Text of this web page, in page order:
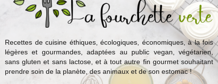
Recettes de cuisine éthiques, écologiques, économiques, à la fois
légères et gourmandes, adaptées au public vegan, végétarien,
sans gluten et sans lactose, et à tout autre fin gourmet souhaitant
prendre soin de la planète, des animaux et de son estomac !